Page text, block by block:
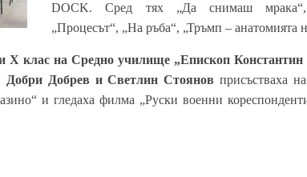
DOCK. Сред тях „Да снимаш мрака“,
„Процесът“, „На ръба“, „Тръмп – анатомията
X клас на Средно училище „Епископ Константин
Добри Добрев и Светлин Стоянов присъстваха
и гледаха филма „Руски военни